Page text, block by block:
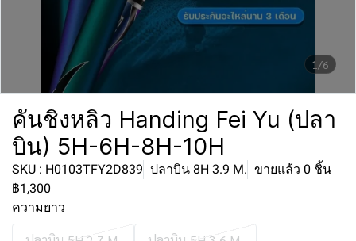
1/6
คันชิงหลิว Handing Fei Yu (ปลา
บิน) 5H-6H-8H-10H
SKU : H0103TFY2D839 ปลาบิน 8H 3.9 M. ขายแล้ว 0 ชิ้น
฿1,300
ความยาว